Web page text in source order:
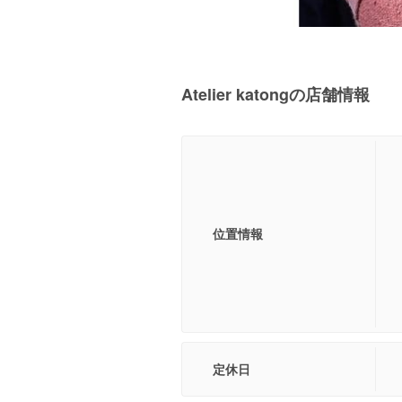
Atelier katongの店舗情報
位置情報
定休日